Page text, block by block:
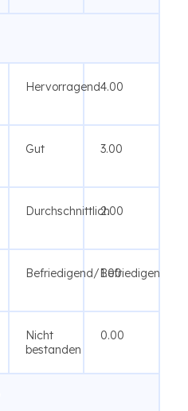
Hervorragend4.00
Gut 3.00
Durchschnittlich2.00
Befriedigend/Befriedigend
1.00
Nicht
bestanden
0.00